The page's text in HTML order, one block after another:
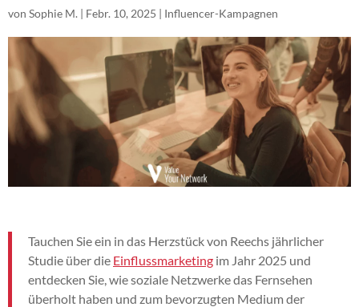
von Sophie M. | Febr. 10, 2025 | Influencer-Kampagnen
Tauchen Sie ein in das Herzstück von Reechs jährlicher
Studie über die Einflussmarketing im Jahr 2025 und
entdecken Sie, wie soziale Netzwerke das Fernsehen
überholt haben und zum bevorzugten Medium der